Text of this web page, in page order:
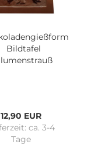
Bildtafel
12,90 EUR
ca. 3-4
Tage